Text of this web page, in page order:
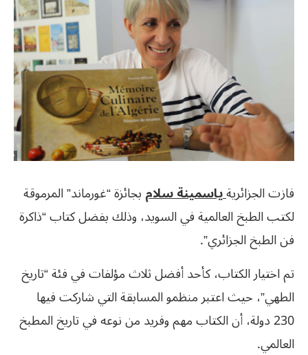
فازت الجزائريةياسمينة سلامبجائزة “غورماند” المرموقة
لكتب الطبخ العالمية في السويد، وذلك بفضل كتاب “ذاكرة
فن الطبخ الجزائري”.
تم اختيار الكتاب، كأحد أفضل ثلاث مؤلفات في فئة “تاريخ
الطهي”، حيث اعتبر منظمو المسابقة التي شاركت فيها
230 دولة، أن الكتاب مهم وفريد من نوعه في تاريخ المطبخ
العالمي.